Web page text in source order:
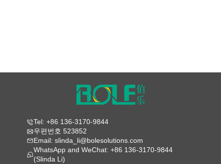
Tel: +86 136-3170-9844
우편번호 523852
Email: slinda_li@bolesolutions.com
WhatsApp and WeChat: +86 136-3170-9844
(Slinda Li)